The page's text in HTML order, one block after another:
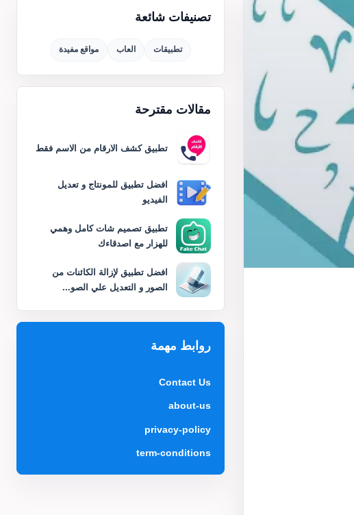
تصنيفات شائعة
تطبيقات العاب مواقع مفيدة
مقالات مقترحة
تطبيق كشف الارقام من الاسم فقط
افضل تطبيق للمونتاج و تعديل
الفيديو
تطبيق تصميم شات كامل وهمي
للهزار مع اصدقاءك
افضل تطبيق لإزالة الكائنات من
الصور و التعديل علي الصو...
روابط مهمة
Contact Us
about-us
privacy-policy
term-conditions